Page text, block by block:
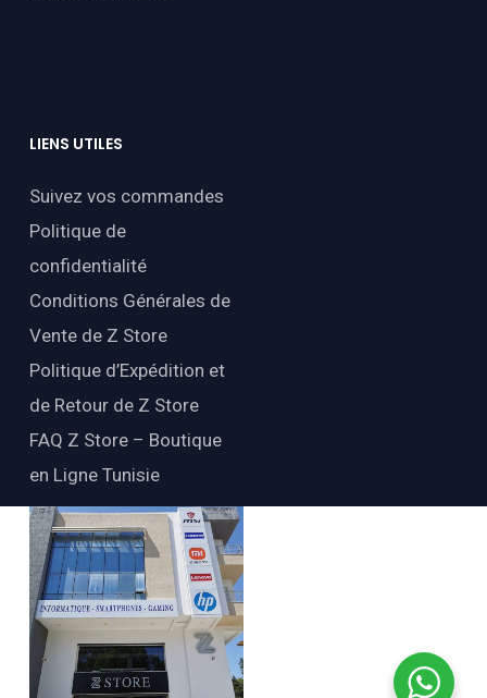
LIENS UTILES
Suivez vos commandes
Politique de
confidentialité
Conditions Générales de
Vente de Z Store
Politique d’Expédition et
de Retour de Z Store
FAQ Z Store – Boutique
en Ligne Tunisie